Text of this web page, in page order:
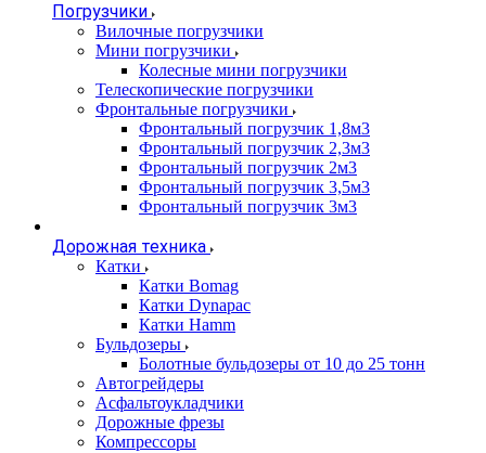
Погрузчики
Вилочные погрузчики
Мини погрузчики
Колесные мини погрузчики
Телескопические погрузчики
Фронтальные погрузчики
Фронтальный погрузчик 1,8м3
Фронтальный погрузчик 2,3м3
Фронтальный погрузчик 2м3
Фронтальный погрузчик 3,5м3
Фронтальный погрузчик 3м3
Дорожная техника
Катки
Катки Bomag
Катки Dynapac
Катки Hamm
Бульдозеры
Болотные бульдозеры от 10 до 25 тонн
Автогрейдеры
Асфальтоукладчики
Дорожные фрезы
Компрессоры